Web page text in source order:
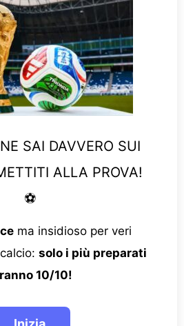
SAI DAVVERO SUI
ALLA PROVA!
⚽
ma insidioso per veri
solo i più preparati
10/10!